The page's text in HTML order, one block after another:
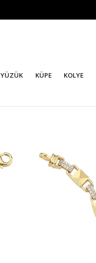
YÜZÜK KÜPE KOLYE